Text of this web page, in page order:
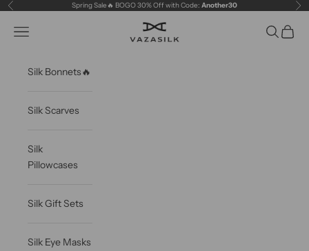
Skip to content
Previous Spring Sale🔥 BOGO 30% Off with Code: Another30
VAZASILK
Open navigation menu OpenOpen
Silk Bonnets🔥
Silk Scarves
Silk
Pillowcases
Silk Gift Sets
Silk Eye Masks